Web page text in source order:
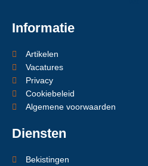
Informatie
Artikelen
Vacatures
Privacy
Cookiebeleid
Algemene voorwaarden
Diensten
Bekistingen